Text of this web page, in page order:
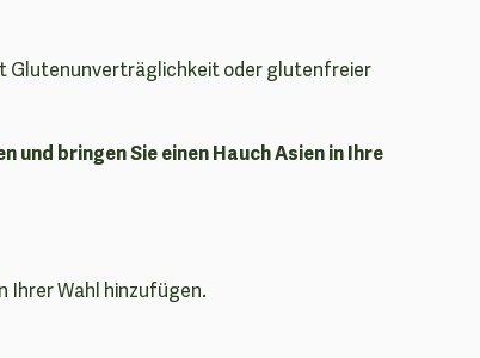
Glutenunverträglichkeit oder glutenfreier
und bringen Sie einen Hauch Asien in Ihre
Ihrer Wahl hinzufügen.